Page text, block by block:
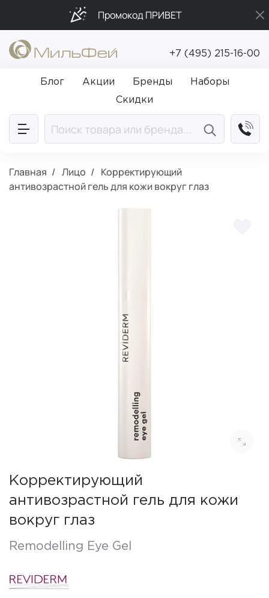
Промокод ПРИВЕТ
Бесплатная доставка от 5 000₽
Подарки в каждый заказ от 5 000₽
+7 (495) 215-16-00
Блог Акции Бренды
Наборы
Скидки
Главная Лицо
Корректирующий
антивозрастной гель для кожи вокруг глаз
Корректирующий
антивозрастной гель для кожи
вокруг глаз
Remodelling Eye Gel